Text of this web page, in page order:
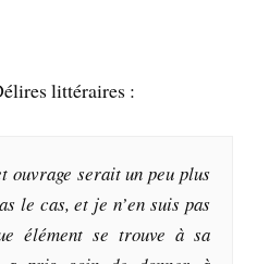
littéraires :
ouvrage serait un peu plus
le cas, et je n’en suis pas
élément se trouve à sa